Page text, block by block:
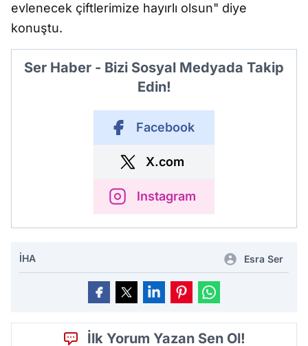
evlenecek çiftlerimize hayırlı olsun" diye
konuştu.
Ser Haber - Bizi Sosyal Medyada Takip
Edin!
Facebook
X.com
Instagram
İHA Esra Ser
İlk Yorum Yazan Sen Ol!